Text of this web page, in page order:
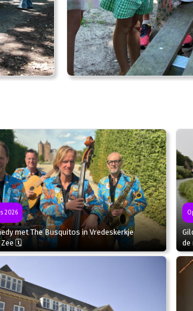
2026
met The Busquitos in Vredeskerkje
Zee 🗓
de